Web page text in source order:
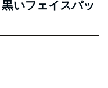
いフェイスパッ